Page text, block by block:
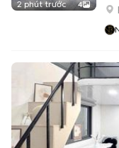
2 phút trước 4